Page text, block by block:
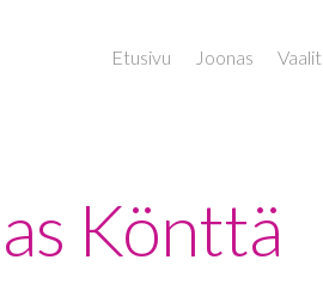
Etusivu Joonas Vaalit
Könttä